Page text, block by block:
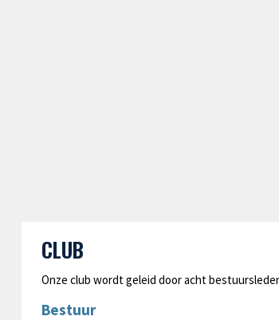
CLUB
Onze club wordt geleid door acht
Bestuur